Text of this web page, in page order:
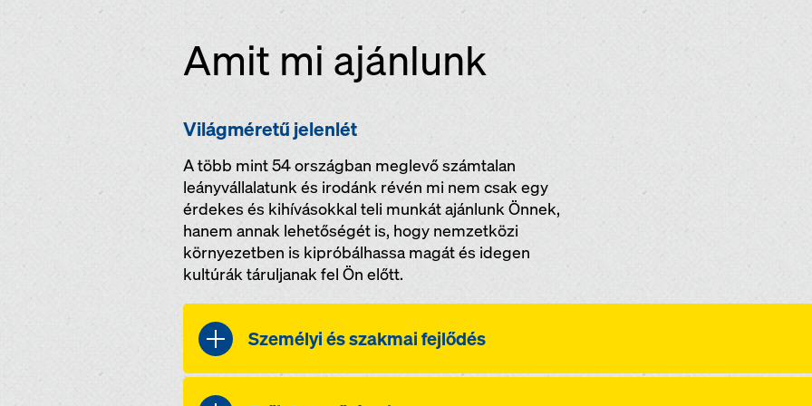
Amit mi ajánlunk
Világméretű jelenlét
A több mint 54 országban meglevő számtalan
leányvállalatunk és irodánk révén mi nem csak egy
érdekes és kihívásokkal teli munkát ajánlunk Önnek,
hanem annak lehetőségét is, hogy nemzetközi
környezetben is kipróbálhassa magát és idegen
kultúrák táruljanak fel Ön előtt.
Személyi és szakmai fejlődés
Mivel cégünk, az Umdasch cégcsoport, egy folyamatosan tanuló